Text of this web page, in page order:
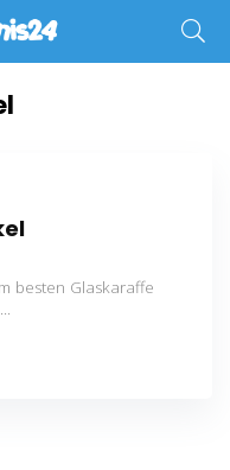
besten Glaskaraffe